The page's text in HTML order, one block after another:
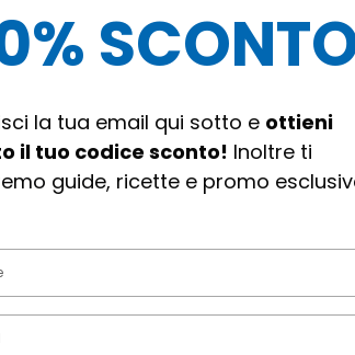
uova, latte, soia,
la tua email qui sotto e ottieni
il tuo codice sconto! Inoltre ti
guide, ricette e promo